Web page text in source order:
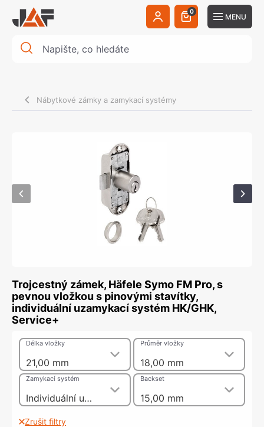
0
MENU
Nábytkové zámky a zamykací systémy
Trojcestný zámek, Häfele Symo FM Pro, s
pevnou vložkou s pinovými stavítky,
individuální uzamykací systém HK/GHK,
Service+
21,00 mm
Délka vložky
18,00 mm
Průměr vložky
Individuální uzamykací systém GHK
Zamykací systém
15,00 mm
Backset
Zrušit filtry